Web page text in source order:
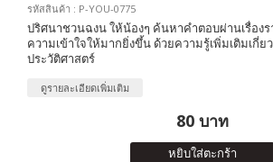
รหัสสินค้า : P-YOU-0775
ปริศนาชวนฉงน ให้น้องๆ ค้นหาคำตอบผ่านเรื่องร
ความเข้าใจให้มากยิ่งขึ้น ด้วยความรู้เพิ่มเติมเกี่
ประวัติศาสตร์
ดูรายละเอียดเพิ่มเติม
80 บาท
หยิบใส่ตะกร้า